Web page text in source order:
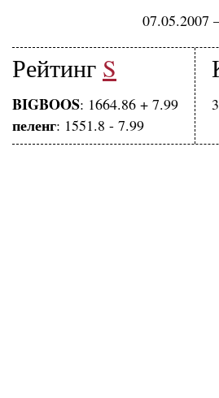
07.05.2007
Рейтинг S
BIGBOOS: 1664.86 + 7.99
пеленг: 1551.8 - 7.99